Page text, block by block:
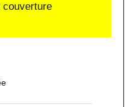
couverture